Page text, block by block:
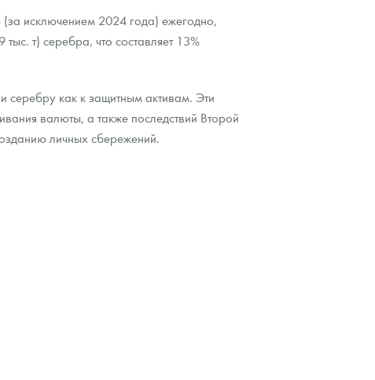
исключением 2024 года) ежегодно,
т) серебра, что составляет 13%
серебру как к защитным активам. Эти
валюты, а также последствий Второй
личных сбережений.